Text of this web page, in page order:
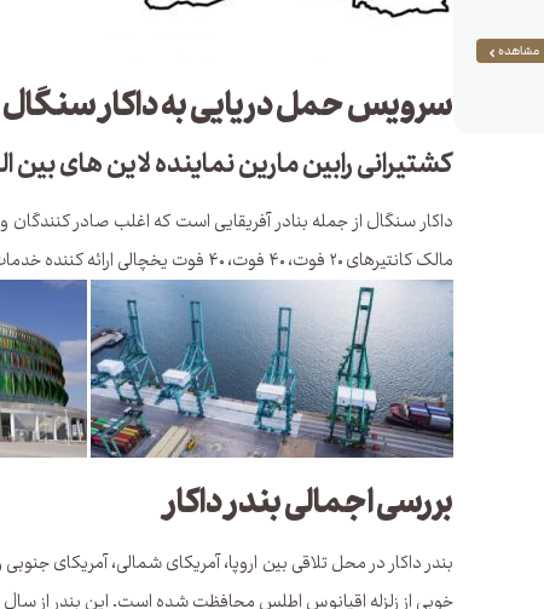
مشاهده
سرویس حمل دریایی به داکار سنگال
کشتیرانی رابین مارین نماینده لاین های بین
داکار سنگال از جمله بنادر آفریقایی است که اغلب صادر کنندگان و
مالک کانتیرهای ۲۰ فوت، ۴۰ فوت، ۴۰ فوت یخچالی ارائه کننده خدمات برای این بندر میباشد .
بررسی اجمالی بندر داکار
بندر داکار در محل تلاقی بین اروپا، آمریکای شمالی، آمریکای
خوبی از زلزله اقیانوس اطلس محافظت شده است. این بندر از سال ۱۸۶۵ برای فعالیت های تجاری باز شده است.